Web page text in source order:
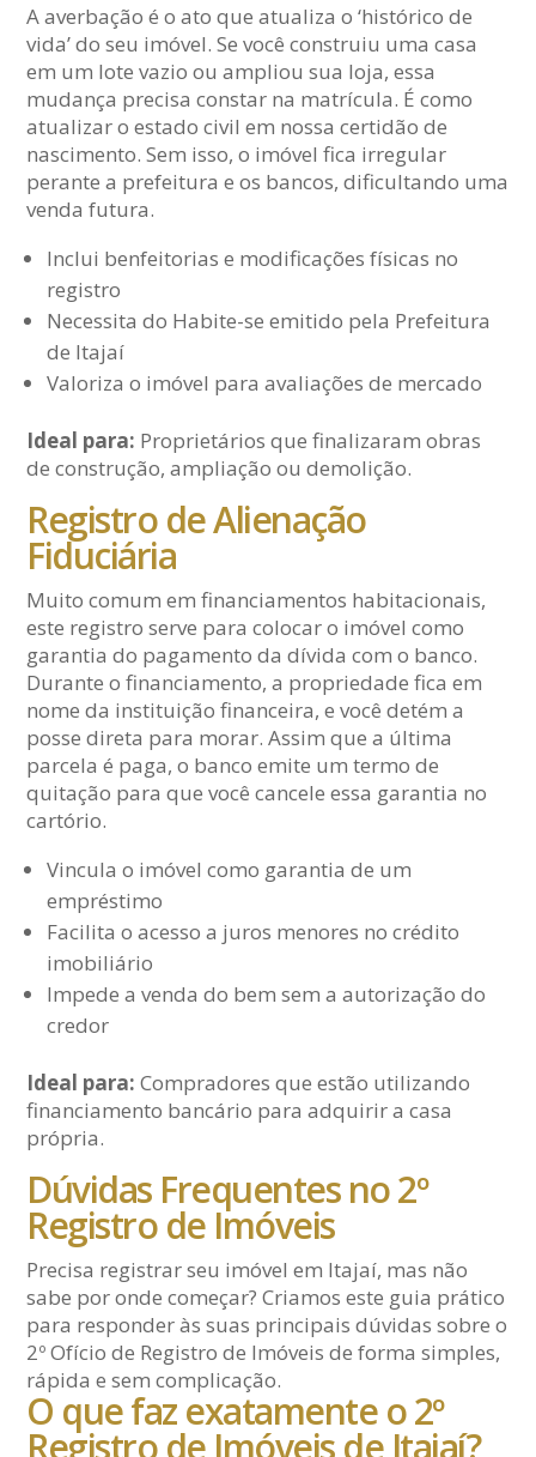
A averbação é o ato que atualiza o ‘histórico de
vida’ do seu imóvel. Se você construiu uma casa
em um lote vazio ou ampliou sua loja, essa
mudança precisa constar na matrícula. É como
atualizar o estado civil em nossa certidão de
nascimento. Sem isso, o imóvel fica irregular
perante a prefeitura e os bancos, dificultando uma
venda futura.
Inclui benfeitorias e modificações físicas no
registro
Necessita do Habite-se emitido pela Prefeitura
de Itajaí
Valoriza o imóvel para avaliações de mercado
Ideal para: Proprietários que finalizaram obras
de construção, ampliação ou demolição.
Registro de Alienação
Fiduciária
Muito comum em financiamentos habitacionais,
este registro serve para colocar o imóvel como
garantia do pagamento da dívida com o banco.
Durante o financiamento, a propriedade fica em
nome da instituição financeira, e você detém a
posse direta para morar. Assim que a última
parcela é paga, o banco emite um termo de
quitação para que você cancele essa garantia no
cartório.
Vincula o imóvel como garantia de um
empréstimo
Facilita o acesso a juros menores no crédito
imobiliário
Impede a venda do bem sem a autorização do
credor
Ideal para: Compradores que estão utilizando
financiamento bancário para adquirir a casa
própria.
Dúvidas Frequentes no 2º
Registro de Imóveis
Precisa registrar seu imóvel em Itajaí, mas não
sabe por onde começar? Criamos este guia prático
para responder às suas principais dúvidas sobre o
2º Ofício de Registro de Imóveis de forma simples,
rápida e sem complicação.
O que faz exatamente o 2º
Registro de Imóveis de Itajaí?